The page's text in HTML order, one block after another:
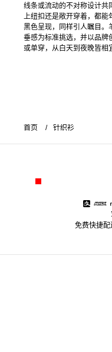
线条或流动的不对称设计共
上纽扣还是敞开穿着，都能
黑色呈现，同样引人瞩目。
垂感为标准挑选，并以品牌
或单穿，从白天到夜晚皆相
首页 针织衫
免费快捷配